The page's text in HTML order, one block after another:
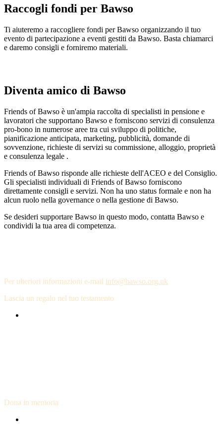
Raccogli fondi per Bawso
Ti aiuteremo a raccogliere fondi per Bawso organizzando il tuo
evento di partecipazione a eventi gestiti da Bawso. Basta chiamarci
e daremo consigli e forniremo materiali.
Diventa amico di Bawso
Friends of Bawso è un'ampia raccolta di specialisti in pensione e
lavoratori che supportano Bawso e forniscono servizi di consulenza
pro-bono in numerose aree tra cui sviluppo di politiche,
pianificazione anticipata, marketing, pubblicità, domande di
sovvenzione, richieste di servizi su commissione, alloggio, proprietà
e consulenza legale .
Friends of Bawso risponde alle richieste dell'ACEO e del Consiglio.
Gli specialisti individuali di Friends of Bawso forniscono
direttamente consigli e servizi. Non ha uno status formale e non ha
alcun ruolo nella governance o nella gestione di Bawso.
Se desideri supportare Bawso in questo modo, contatta Bawso e
condividi la tua area di competenza.
Per ulteriori informazioni e-mail info@bawso.org.uk
Lascia un regalo nel tuo testamento
Dona in memoria